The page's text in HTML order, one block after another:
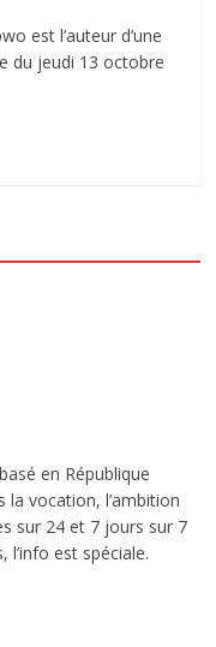
est l’auteur d’une
du jeudi 13 octobre
en République
vocation, l’ambition
sur 24 et 7 jours sur 7
l’info est spéciale.